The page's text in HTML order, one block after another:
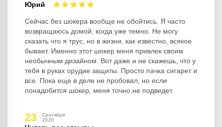
Юрий
Сейчас без шокера вообще не обойтись. Я часто
возвращаюсь домой, когда уже темно. Не могу
сказать что я трус, но в жизни, как известно, всякое
бывает. Именно этот шокер меня привлек своим
необычным дизайном. Вот даже и не скажешь, что у
тебя в руках орудие защиты. Просто пачка сигарет и
все. Пока еще в деле не пробовал, но если
понадобится шокер, меня точно не подведет.
23
Сентября
2020